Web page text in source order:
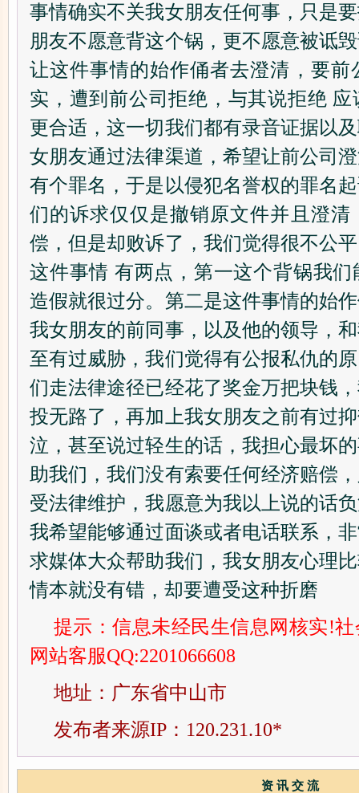
事情确实不关我女朋友任何事，只是
朋友不愿意背这个锅，更不愿意被诋
让这件事情的始作俑者去澄清，要前
实，遭到前公司拒绝，与其说拒绝
更合适，这一切我们都有录音证据以
女朋友通过法律渠道，希望让前公司
有个罪名，于是以侵犯名誉权的罪名
们的诉求仅仅是撤销原文件并且澄清
偿，但是却败诉了，我们觉得很不公
这件事情 有两点，第一这个背锅我
造假就很过分。第二是这件事情的始
我女朋友的前同事，以及他的领导，
至有过威胁，我们觉得有公报私仇的
们走法律途径已经花了奖金万把块钱
投无路了，再加上我女朋友之前有过
泣，甚至说过轻生的话，我担心最坏
助我们，我们没有索要任何经济赔偿
受法律维护，我愿意为我以上说的话
我希望能够通过面谈或者电话联系，
求媒体大众帮助我们，我女朋友心理
情本就没有错，却要遭受这种折磨
提示：信息未经民生信息网核实!
网站客服QQ:2201066608
地址：广东省中山市
发布者来源IP：120.231.10*
资 讯 交 流